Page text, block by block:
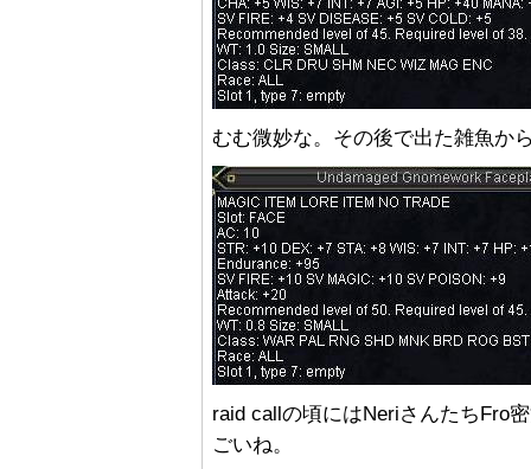
むむ微妙な。その後で出た雑魚か
raid callの頃にはNeriさんたちFro
ごいね。